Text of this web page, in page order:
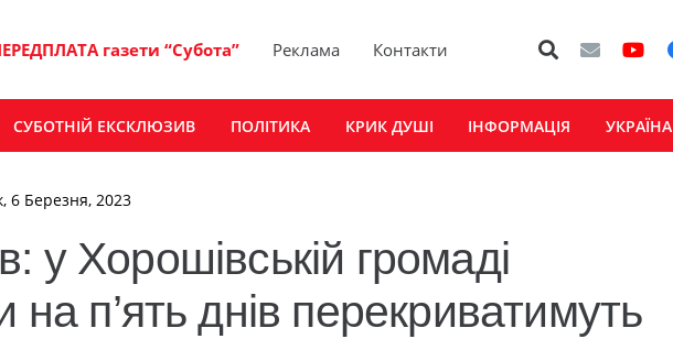
газети “Субота” Реклама Контакти
СУБОТНІЙ ЕКСКЛЮЗИВ ПОЛІТИКА КРИК ДУШІ ІНФОРМАЦІЯ УКРАЇНА
6 Березня, 2023
у Хорошівській громаді
п’ять днів перекриватимуть